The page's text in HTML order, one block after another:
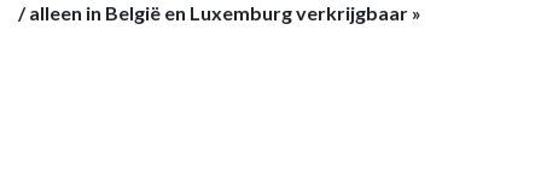
/ alleen in België en Luxemburg verkrijgbaar »